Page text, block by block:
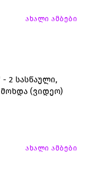
ახალი ამბები
2 სასწაული,
(ვიდეო)
ახალი ამბები